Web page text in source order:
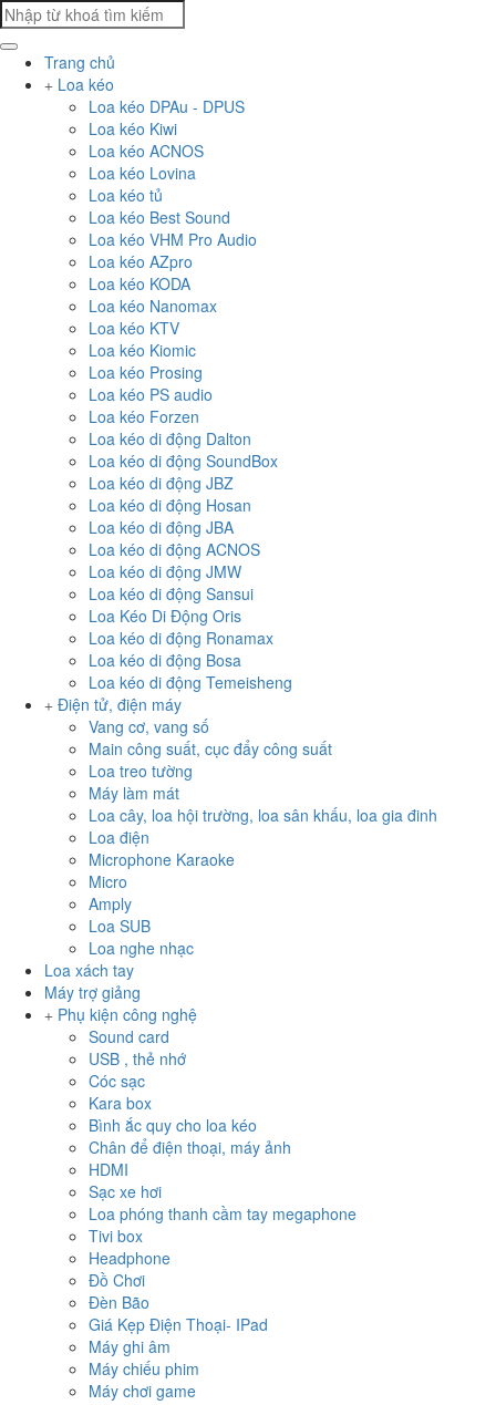
Trang chủ
Loa kéo
Loa kéo DPAu - DPUS
Loa kéo Kiwi
Loa kéo ACNOS
Loa kéo Lovina
Loa kéo tủ
Loa kéo Best Sound
Loa kéo VHM Pro Audio
Loa kéo AZpro
Loa kéo KODA
Loa kéo Nanomax
Loa kéo KTV
Loa kéo Kiomic
Loa kéo Prosing
Loa kéo PS audio
Loa kéo Forzen
Loa kéo di động Dalton
Loa kéo di động SoundBox
Loa kéo di động JBZ
Loa kéo di động Hosan
Loa kéo di động JBA
Loa kéo di động ACNOS
Loa kéo di động JMW
Loa kéo di động Sansui
Loa Kéo Di Động Oris
Loa kéo di động Ronamax
Loa kéo di động Bosa
Loa kéo di động Temeisheng
Điện tử, điện máy
Vang cơ, vang số
Main công suất, cục đẩy công suất
Loa treo tường
Máy làm mát
Loa cây, loa hội trường, loa sân khấu, loa gia đinh
Loa điện
Microphone Karaoke
Micro
Amply
Loa SUB
Loa nghe nhạc
Loa xách tay
Máy trợ giảng
Phụ kiện công nghệ
Sound card
USB , thẻ nhớ
Cóc sạc
Kara box
Bình ắc quy cho loa kéo
Chân để điện thoại, máy ảnh
HDMI
Sạc xe hơi
Loa phóng thanh cầm tay megaphone
Tivi box
Headphone
Đồ Chơi
Đèn Bão
Giá Kẹp Điện Thoại- IPad
Máy ghi âm
Máy chiếu phim
Máy chơi game